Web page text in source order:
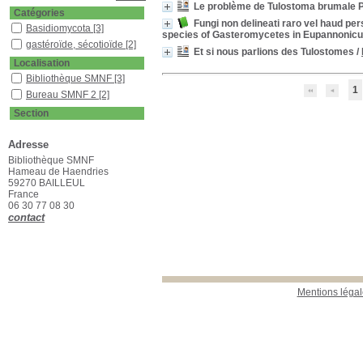
Le problème de Tulostoma brumale
Fungi non delineati raro vel haud
species of Gasteromycetes in
Et si nous parlions des Tulostomes /
1
Mentions
Catégories
Basidiomycota [3]
gastéroïde, sécotioïde [2]
Localisation
Bibliothèque SMNF [3]
Bureau SMNF 2 [2]
Section
Livres
Revues françaises
(étagère D)[4]
Adresse
Bibliothèque SMNF
Hameau de Haendries
59270 BAILLEUL
France
06 30 77 08 30
contact